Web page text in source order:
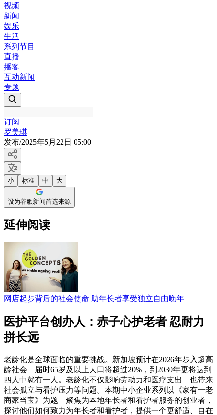
视频
新闻
娱乐
生活
系列节目
直播
播客
互动新闻
专题
订阅
罗美琪
发布/2025年5月22日 05:00
小 标准 中 大
设为谷歌新闻首选来源
延伸阅读
网店起步背后的社会使命 助年长者享受独立自由晚年
医护平台创办人：赤子心护老者 忍耐力
拼长远
老龄化是全球面临的重要挑战。新加坡预计在2026年步入超高
龄社会，届时65岁及以上人口将超过20%，到2030年更将达到
四人中就有一人。老龄化不仅影响劳动力和医疗支出，也带来
社会孤立与看护压力等问题。本期中小企业系列以《家有一老
商家当宝》为题，聚焦为本地年长者和看护者服务的创业者，
探讨他们如何致力为年长者和看护者，提供一个更舒适、自在